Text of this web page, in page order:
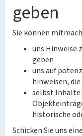
geben
Sie können
uns Hinweise
geben
uns auf
hinweisen,
selbst Inhalte
historische
Schicken Sie uns